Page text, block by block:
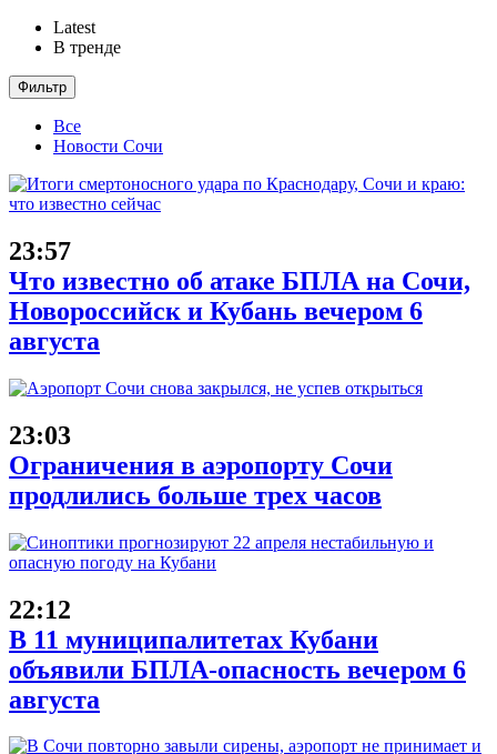
Latest
В тренде
Фильтр
Все
Новости Сочи
23:57
Что известно об атаке БПЛА на Сочи,
Новороссийск и Кубань вечером 6
августа
23:03
Ограничения в аэропорту Сочи
продлились больше трех часов
22:12
В 11 муниципалитетах Кубани
объявили БПЛА-опасность вечером 6
августа